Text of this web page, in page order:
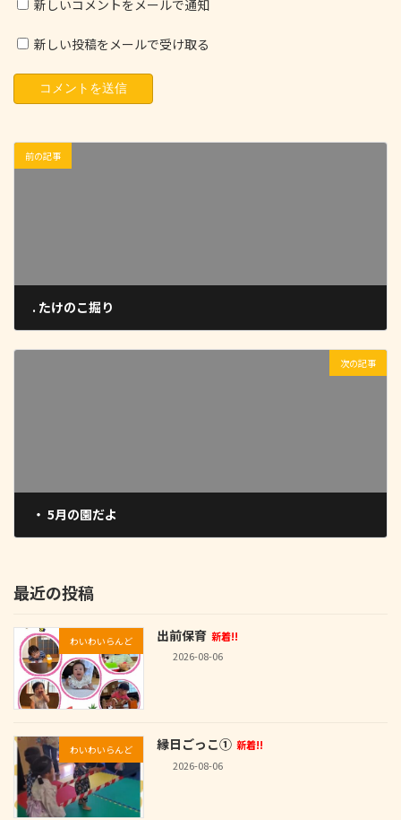
新しいコメントをメールで通知
新しい投稿をメールで受け取る
前の記事
. たけのこ掘り
次の記事
・ 5月の園だよ
最近の投稿
わいわいらんど 出前保育 新着!!
2026-08-06
わいわいらんど 縁日ごっこ① 新着!!
2026-08-06